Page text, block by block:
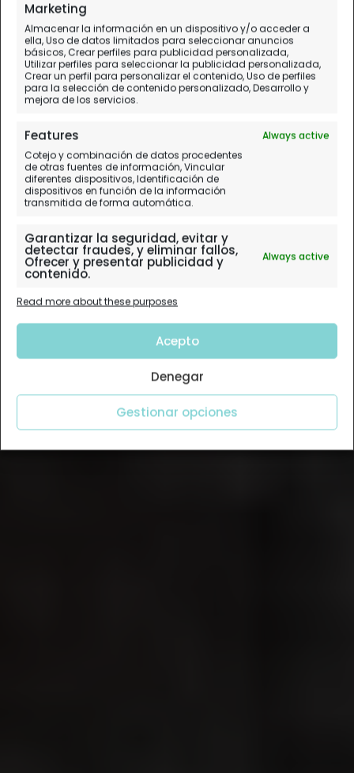
Marketing
Almacenar la información en un dispositivo y/o acceder a
ella, Uso de datos limitados para seleccionar anuncios
básicos, Crear perfiles para publicidad personalizada,
Utilizar perfiles para seleccionar la publicidad personalizada,
Crear un perfil para personalizar el contenido, Uso de perfiles
para la selección de contenido personalizado, Desarrollo y
mejora de los servicios.
Features
Always active
Cotejo y combinación de datos procedentes
de otras fuentes de información, Vincular
diferentes dispositivos, Identificación de
dispositivos en función de la información
transmitida de forma automática.
Garantizar la seguridad, evitar y
detectar fraudes, y eliminar fallos,
Ofrecer y presentar publicidad y
contenido.
Always active
Read more about these purposes
Acepto
Denegar
Gestionar opciones